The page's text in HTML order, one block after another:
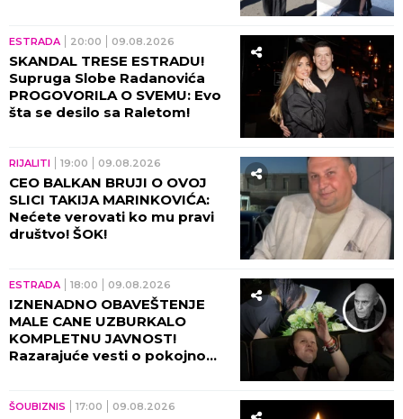
ESTRADA 20:00 09.08.2026
SKANDAL TRESE ESTRADU!
Supruga Slobe Radanovića
PROGOVORILA O SVEMU: Evo
šta se desilo sa Raletom!
RIJALITI 19:00 09.08.2026
CEO BALKAN BRUJI O OVOJ
SLICI TAKIJA MARINKOVIĆA:
Nećete verovati ko mu pravi
društvo! ŠOK!
ESTRADA 18:00 09.08.2026
IZNENADNO OBAVEŠTENJE
MALE CANE UZBURKALO
KOMPLETNU JAVNOST!
Razarajuće vesti o pokojnom
ŠOUBIZNIS 17:00 09.08.2026